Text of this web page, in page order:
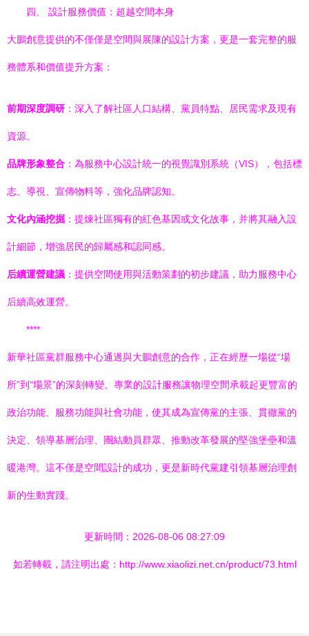
四、 設計服務價值：超越空間本身
大鵬創意提供的不僅僅是空間與展陳的設計方案，更是一套完整的服
務體系和價值提升方案：
前期深度調研 ：深入了解社區人口結構、黨員特點、居民需求及現有
資源。
品牌形象整合 ：為服務中心設計統一的視覺識別系統（VIS），包括標
志、導視、宣傳物料等，強化品牌認知。
文化內涵挖掘 ：提煉社區獨有的紅色基因或文化故事，并將其融入設
計細節，增強居民的歸屬感和認同感。
后續運營建議 ：提供空間使用與活動策劃的初步建議，助力服務中心
后續高效運營。
****
新華社區黨群服務中心通過與大鵬創意的合作，正在經歷一場從“場
所”到“場景”的深刻轉變。專業的設計服務讓物理空間承載起更豐富的
政治功能、服務功能與社會功能，使其成為宣傳黨的主張、貫徹黨的
決定、領導基層治理、團結動員群眾、推動改革發展的堅強堡壘和溫
暖港灣。這不僅是空間設計的成功，更是新時代黨建引領基層治理創
新的生動實踐。
更新時間：2026-08-06 08:27:09
如若轉載，請注明出處：http://www.xiaolizi.net.cn/product/73.html